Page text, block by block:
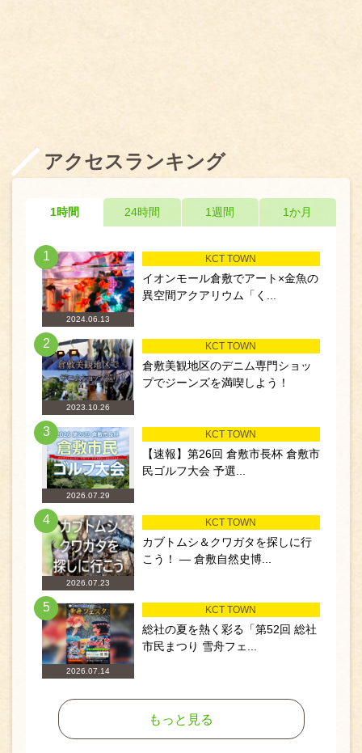
アクセスランキング
1時間 24時間 1週間 1か月
1
2024.06.13
KCT TOWN
イオンモール倉敷でアート×金魚の
異空間アクアリウム「く...
2
2023.10.26
KCT TOWN
倉敷美観地区のデニム専門ショッ
プでジーンズを満喫しよう！
3
2026.07.29
KCT TOWN
【速報】第26回 倉敷市長杯 倉敷市
民ゴルフ大会 予選...
4
2026.07.23
KCT TOWN
カブトムシ＆クワガタを探しに行
こう！ ― 倉敷自然史博...
5
2026.07.14
KCT TOWN
総社の夏を熱く彩る「第52回 総社
市民まつり 雪舟フェ...
もっと見る